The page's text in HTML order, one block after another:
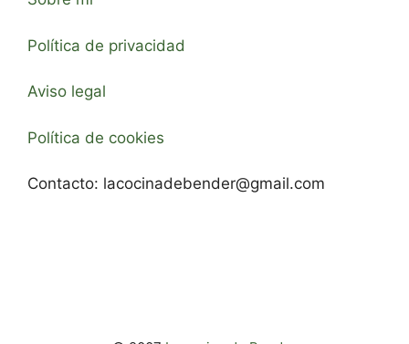
Política de privacidad
Aviso legal
Política de cookies
Contacto: lacocinadebender@gmail.com